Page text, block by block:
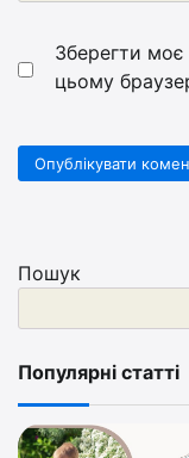
Зберегти
цьому
Пошук
Популярні статті